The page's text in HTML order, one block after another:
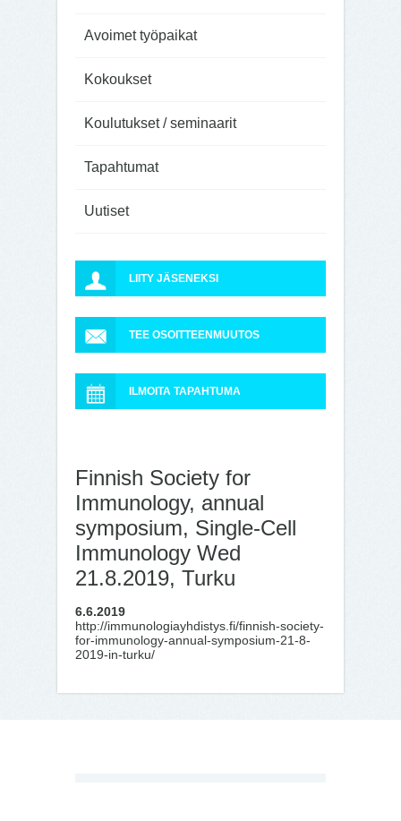
Avoimet työpaikat
Kokoukset
Koulutukset / seminaarit
Tapahtumat
Uutiset
LIITY JÄSENEKSI
TEE OSOITTEENMUUTOS
ILMOITA TAPAHTUMA
Finnish Society for
Immunology, annual
symposium, Single-Cell
Immunology Wed
21.8.2019, Turku
6.6.2019
http://immunologiayhdistys.fi/finnish-society-
for-immunology-annual-symposium-21-8-
2019-in-turku/